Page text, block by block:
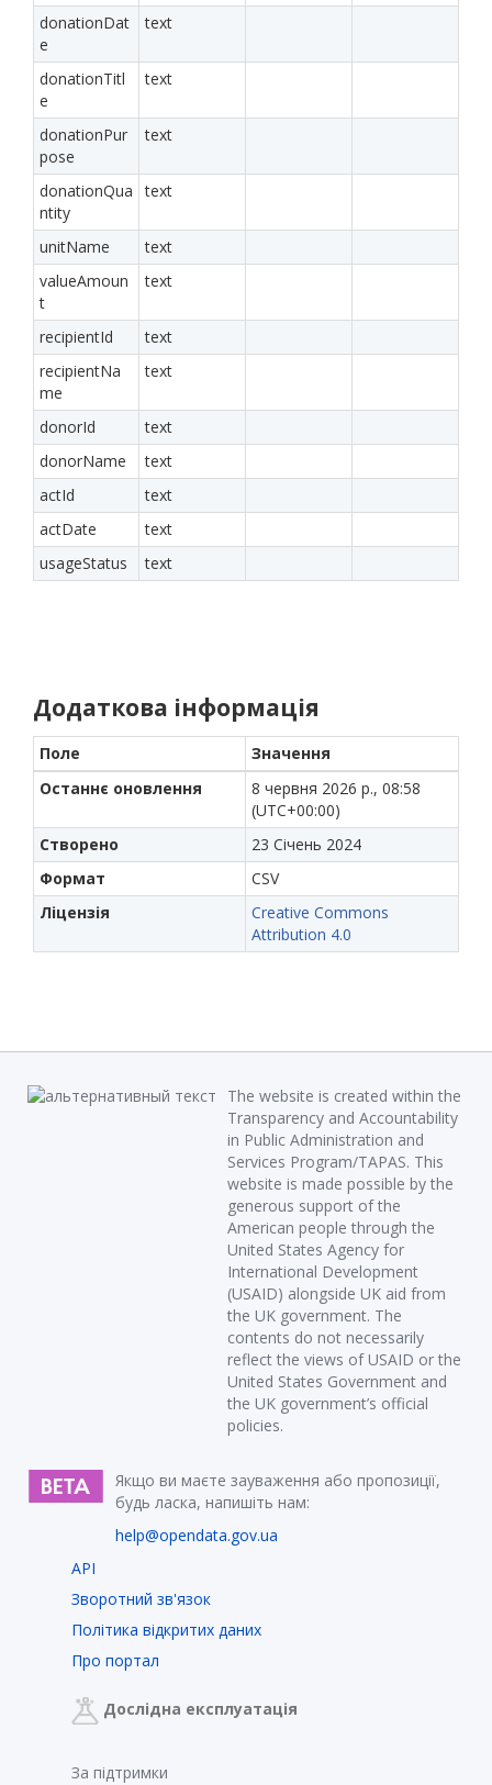
donationDat
e
text
donationTitl
e
text
donationPur
pose
text
donationQua
ntity
text
unitName
text
valueAmoun
t
text
recipientId
text
recipientNa
me
text
donorId
text
donorName
text
actId
text
actDate
text
usageStatus
text
Додаткова інформація
Поле
Значення
Останнє оновлення
8 червня 2026 р., 08:58
(UTC+00:00)
Створено
23 Січень 2024
Формат
CSV
Ліцензія
Creative Commons
Attribution 4.0
The website is created within the
Transparency and Accountability
in Public Administration and
Services Program/TAPAS. This
website is made possible by the
generous support of the
American people through the
United States Agency for
International Development
(USAID) alongside UK aid from
the UK government. The
contents do not necessarily
reflect the views of USAID or the
United States Government and
the UK government’s official
policies.
Якщо ви маєте зауваження або пропозиції,
будь ласка, напишіть нам:
help@opendata.gov.ua
API
Зворотний зв'язок
Політика відкритих даних
Про портал
Дослідна експлуатація
За підтримки